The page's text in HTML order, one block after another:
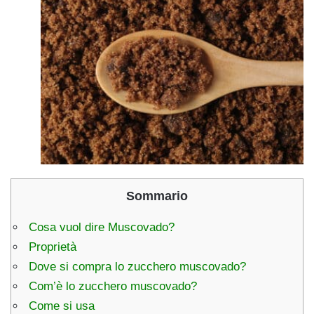
Sommario
Cosa vuol dire Muscovado?
Proprietà
Dove si compra lo zucchero muscovado?
Com’è lo zucchero muscovado?
Come si usa